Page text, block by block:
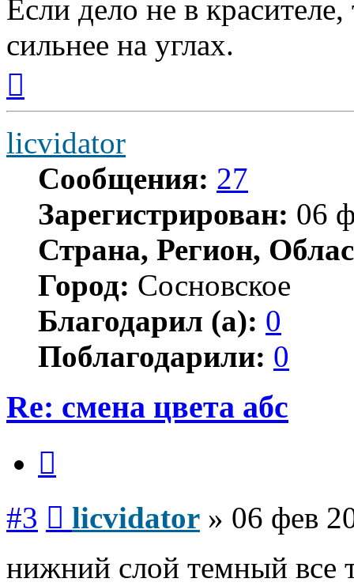
Если дело не в
сильнее на углах.
началу
licvidator
Сообщения: 27
Зарегистрирован: 06
Страна, Регион,
Город: Сосновское
Благодарил (а): 0
Поблагодарили: 0
Re: смена цвета абс
#3 licvidator » 06 фев
нижний слой темный все